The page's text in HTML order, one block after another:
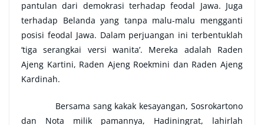
pantulan dari demokrasi terhadap feodal Jawa. Juga
terhadap Belanda yang tanpa malu-malu mengganti
posisi feodal Jawa. Dalam perjuangan ini terbentuklah
‘tiga serangkai versi wanita’. Mereka adalah Raden
Ajeng Kartini, Raden Ajeng Roekmini dan Raden Ajeng
Kardinah.
Bersama sang kakak kesayangan, Sosrokartono
dan Nota milik pamannya, Hadiningrat, lahirlah